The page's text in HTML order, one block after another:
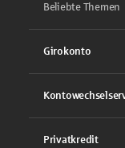
Beliebte Themen
Girokonto
Privatkredit